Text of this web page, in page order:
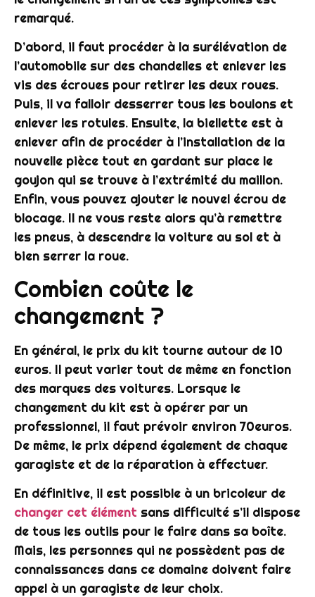
remarqué.
D’abord, il faut procéder à la surélévation de
l’automobile sur des chandelles et enlever les
vis des écroues pour retirer les deux roues.
Puis, il va falloir desserrer tous les boulons et
enlever les rotules. Ensuite, la biellette est à
enlever afin de procéder à l’installation de la
nouvelle pièce tout en gardant sur place le
goujon qui se trouve à l’extrémité du maillon.
Enfin, vous pouvez ajouter le nouvel écrou de
blocage. Il ne vous reste alors qu’à remettre
les pneus, à descendre la voiture au sol et à
bien serrer la roue.
Combien coûte le
changement ?
En général, le prix du kit tourne autour de 10
euros. Il peut varier tout de même en fonction
des marques des voitures. Lorsque le
changement du kit est à opérer par un
professionnel, il faut prévoir environ 70euros.
De même, le prix dépend également de chaque
garagiste et de la réparation à effectuer.
En définitive, il est possible à un bricoleur de
changer cet élément sans difficulté s’il dispose
de tous les outils pour le faire dans sa boîte.
Mais, les personnes qui ne possèdent pas de
connaissances dans ce domaine doivent faire
appel à un garagiste de leur choix.